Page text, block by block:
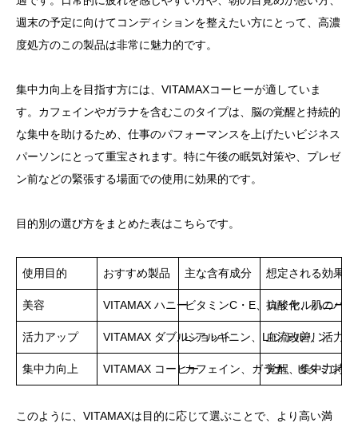
週末の予定に向けてコンディションを整えたい方にとって、高濃
度処方のこの製品は非常に魅力的です。
集中力向上を目指す方には、VITAMAXコーヒーが適していま
す。カフェインやガラナを含むこのタイプは、脳の覚醒と持続的
な集中を助けるため、仕事のパフォーマンスを上げたいビジネス
パーソンにとって重宝されます。特に午後の眠気対策や、プレゼ
ン前などの緊張する場面での使用に効果的です。
目的別の選び方をまとめた表はこちらです。
使用目的 おすすめ製品 主な含有成分 想定される効果
美容 VITAMAX ハニービタミンC・E、ロイヤルハニー
抗酸化、肌のハ
活力アップ VITAMAX ダブルショットL-アルギニン、L-シトルリン
血流改善、活力
集中力向上 VITAMAX コーヒーカフェイン、ガラナ、ビタミンB
覚醒、集中力持
このように、VITAMAXは目的に応じて選ぶことで、より高い満